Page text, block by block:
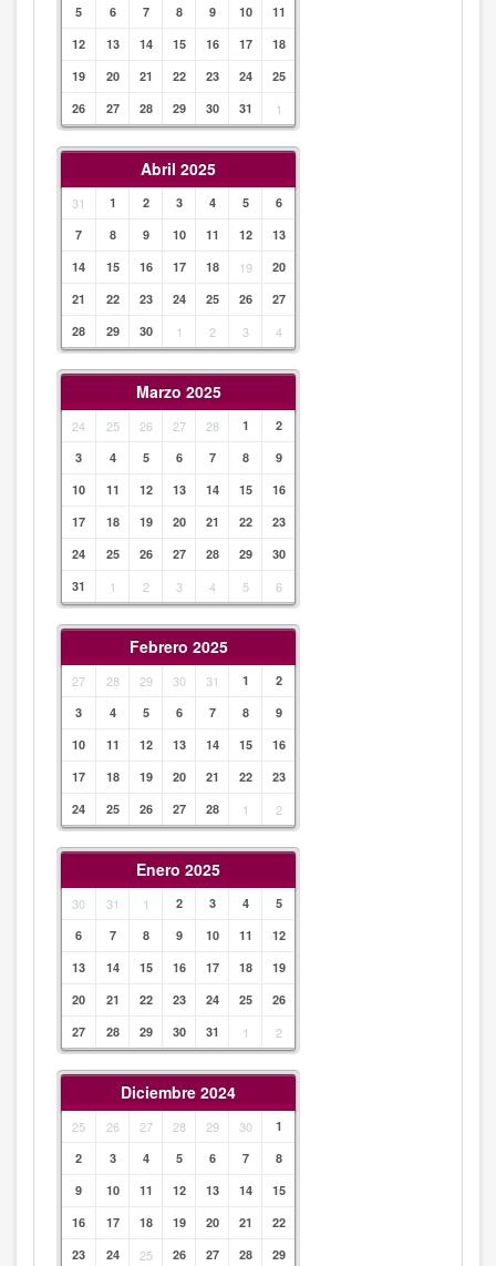
5 6 7 8 9 10
11
12
13 14 15 16 17
18
19
20 21 22 23 24
25
26
27 28 29 30 31 1
Abril 2025
31 1 2 3 4 5
6
7
8 9 10 11 12
13
14
15 16 17 18 19
20
21
22 23 24 25 26
27
28
29 30 1 2 3 4
Marzo 2025
24 25 26 27 28 1
2
3
4 5 6 7 8
9
10
11 12 13 14 15
16
17
18 19 20 21 22
23
24
25 26 27 28 29
30
31
1 2 3 4 5 6
Febrero 2025
27 28 29 30 31 1
2
3
4 5 6 7 8
9
10
11 12 13 14 15
16
17
18 19 20 21 22
23
24
25 26 27 28 1 2
Enero 2025
30 31 1 2 3 4
5
6
7 8 9 10 11
12
13
14 15 16 17 18
19
20
21 22 23 24 25
26
27
28 29 30 31 1 2
Diciembre 2024
25 26 27 28 29 30
1
2
3 4 5 6 7
8
9
10 11 12 13 14
15
16
17 18 19 20 21
22
23
24 25 26 27 28
29